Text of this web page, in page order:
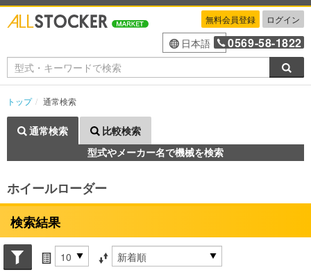
無料会員登録 ログイン
日本語 0569-58-1822
トップ 通常検索
通常検索
比較検索
型式やメーカー名で機械を検索
ホイールローダー
検索結果
Search conditions
件数 並び替え条件